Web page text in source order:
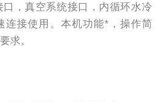
，真空系统接口，内循环水冷
连接使用。本机功能*，操作简
求。